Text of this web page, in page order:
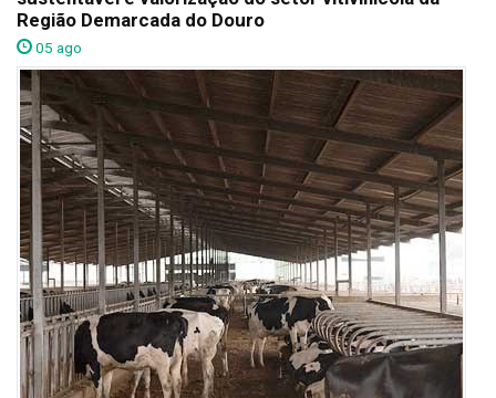
Região Demarcada do Douro
05 ago